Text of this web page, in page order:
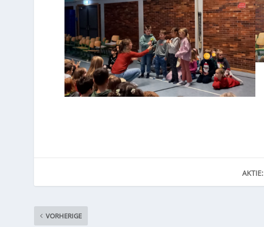
AKTIE:
VORHERIGE